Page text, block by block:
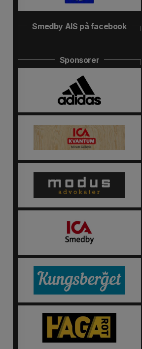
Smedby AIS på facebook
Sponsorer